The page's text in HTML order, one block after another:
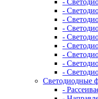
-
-
-
-
-
-
-
-
-
Светодиодные
-